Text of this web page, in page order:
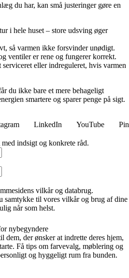
du har, kan små justeringer gøre en
i hele huset – store udsving øger
så varmen ikke forsvinder unødigt.
ventiler er rene og fungerer korrekt.
eller indreguleret, hvis varmen
du ikke bare et mere behageligt
smartere og sparer penge på sigt.
LinkedIn YouTube
indsigt og konkrete råd.
vilkår og databrug.
samtykke til vores vilkår og brug af dine
når som helst.
nybegyndere
dem, der ønsker at indrette deres hjem,
Få tips om farvevalg, møblering og
og hyggeligt rum fra bunden.